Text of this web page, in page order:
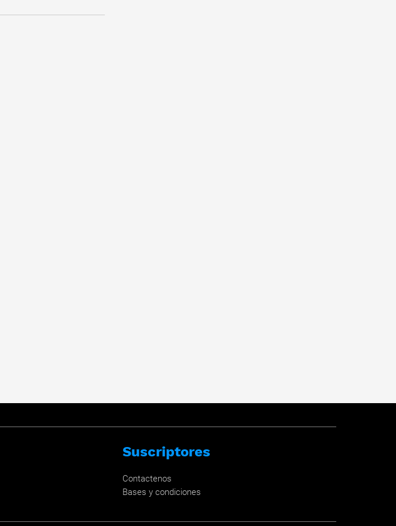
Suscriptores
Contactenos
Bases y condiciones